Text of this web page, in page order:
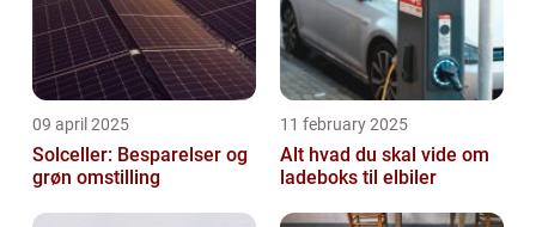
09 april 2025
Solceller: Besparelser og
grøn omstilling
11 february 2025
Alt hvad du skal vide om
ladeboks til elbiler